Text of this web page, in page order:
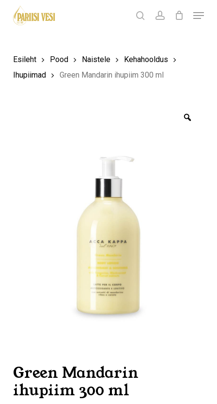
Products
search
searchaccount
Menu
Ostukorv
Esileht Pood Naistele
Kehahooldus
Ihupiimad
Green Mandarin ihupiim 300 ml
Green Mandarin
ihupiim 300 ml